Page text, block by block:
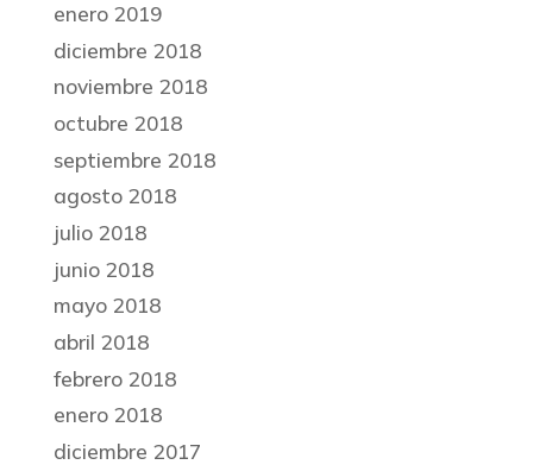
enero 2019
diciembre 2018
noviembre 2018
octubre 2018
septiembre 2018
agosto 2018
julio 2018
junio 2018
mayo 2018
abril 2018
febrero 2018
enero 2018
diciembre 2017